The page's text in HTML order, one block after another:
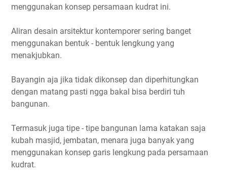
menggunakan konsep persamaan kudrat ini.
Aliran desain arsitektur kontemporer sering banget
menggunakan bentuk - bentuk lengkung yang
menakjubkan.
Bayangin aja jika tidak dikonsep dan diperhitungkan
dengan matang pasti ngga bakal bisa berdiri tuh
bangunan.
Termasuk juga tipe - tipe bangunan lama katakan saja
kubah masjid, jembatan, menara juga banyak yang
menggunakan konsep garis lengkung pada persamaan
kudrat.